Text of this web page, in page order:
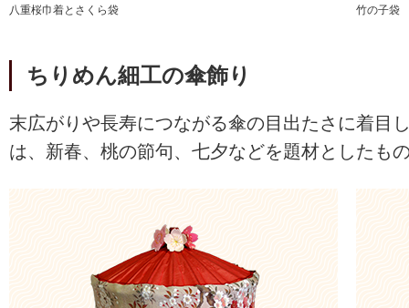
八重桜巾着とさくら袋
竹の子袋
ちりめん細工の傘飾り
末広がりや長寿につながる傘の目出たさに着目
は、新春、桃の節句、七夕などを題材としたも